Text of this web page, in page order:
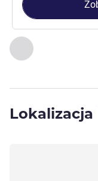
Poprzedni - Pokój
Strona , Pokój